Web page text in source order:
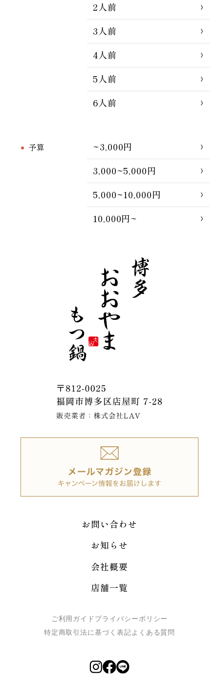
2人前
3人前
4人前
5人前
6人前
予算
~3,000円
3,000~5,000円
5,000~10,000円
10,000円~
お問い合わせ
お知らせ
会社概要
店舗一覧
ご利用ガイド プライバシーポリシー
特定商取引法に基づく表記よくある質問